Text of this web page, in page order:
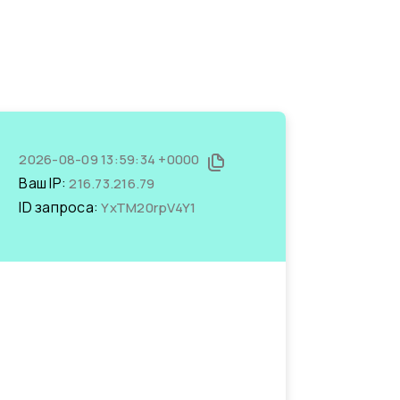
2026-08-09 13:59:34 +0000
Ваш IP:216.73.216.79
ID запроса:YxTM20rpV4Y1